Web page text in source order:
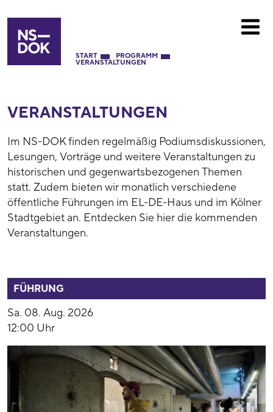
START PROGRAMM
VERANSTALTUNGEN
VERANSTALTUNGEN
Im NS-DOK finden regelmäßig Podiumsdiskussionen,
Lesungen, Vorträge und weitere Veranstaltungen zu
historischen und gegenwartsbezogenen Themen
statt. Zudem bieten wir monatlich verschiedene
öffentliche Führungen im EL-DE-Haus und im Kölner
Stadtgebiet an. Entdecken Sie hier die kommenden
Veranstaltungen.
FÜHRUNG
Sa. 08. Aug. 2026
12:00 Uhr